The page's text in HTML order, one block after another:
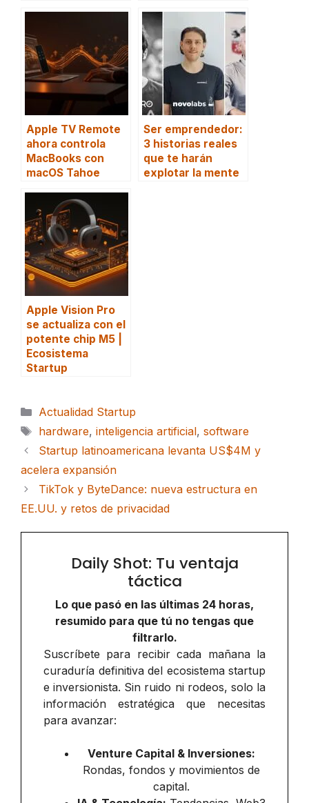
Apple TV Remote
ahora controla
MacBooks con
macOS Tahoe
Ser emprendedor:
3 historias reales
que te harán
explotar la mente
Apple Vision Pro
se actualiza con el
potente chip M5 |
Ecosistema
Startup
Categorías
Actualidad Startup
Etiquetas
hardware, inteligencia artificial, software
Startup latinoamericana levanta US$4M y
acelera expansión
TikTok y ByteDance: nueva estructura en
EE.UU. y retos de privacidad
Daily Shot: Tu ventaja
táctica
Lo que pasó en las últimas 24 horas,
resumido para que tú no tengas que
filtrarlo.
Suscríbete para recibir cada mañana la
curaduría definitiva del ecosistema startup
e inversionista. Sin ruido ni rodeos, solo la
información estratégica que necesitas
para avanzar:
Venture Capital & Inversiones:
Rondas, fondos y movimientos de
capital.